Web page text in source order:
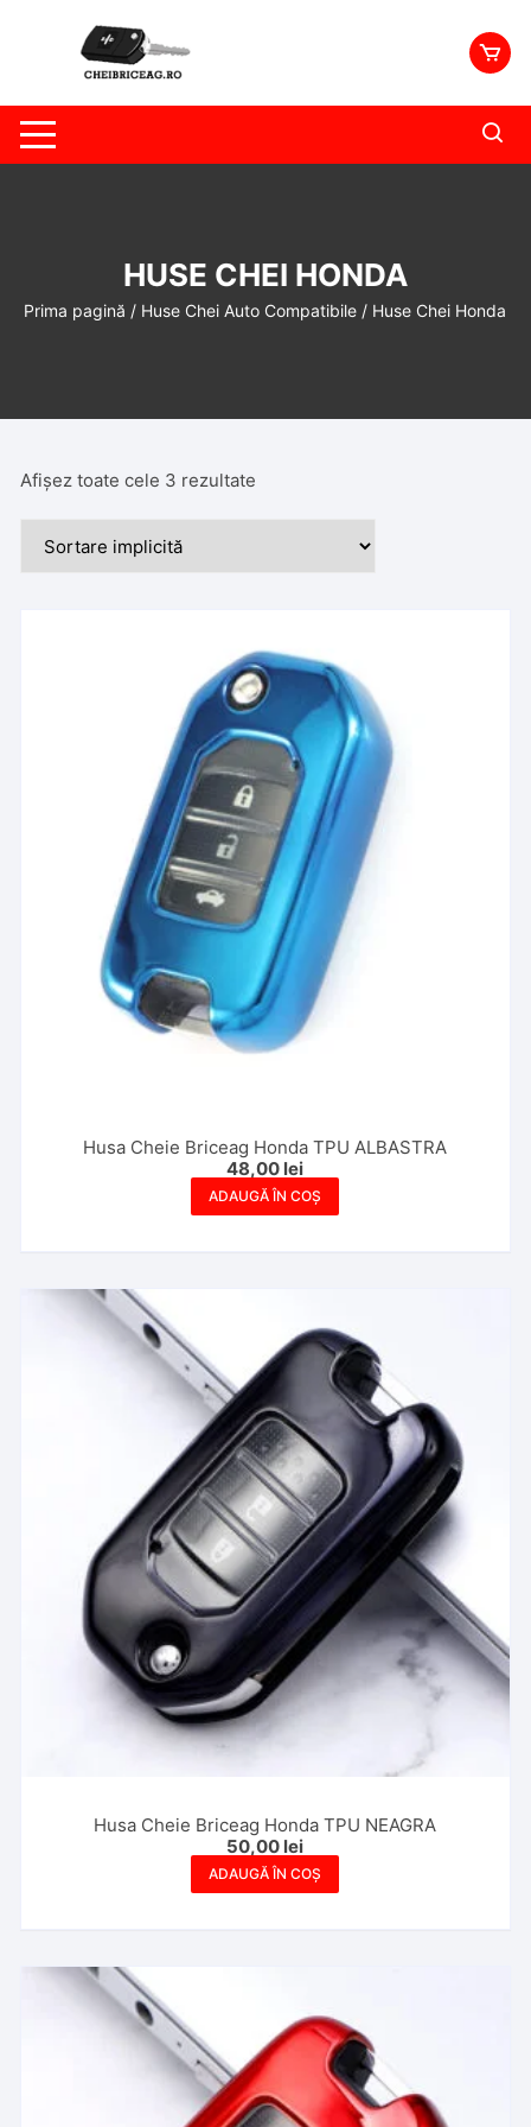
HUSE CHEI HONDA
Prima pagină / Huse Chei Auto Compatibile / Huse Chei Honda
Afișez toate cele 3 rezultate
Husa Cheie Briceag Honda TPU ALBASTRA
48,00 lei
ADAUGĂ ÎN COȘ
Husa Cheie Briceag Honda TPU NEAGRA
50,00 lei
ADAUGĂ ÎN COȘ